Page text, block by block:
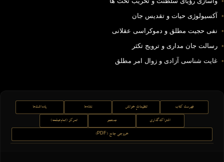
• آکسیولوژی حیات و تقدیس جان
• نفی حجیت مطلق و دموکراسی عقلانی
• رسالت جان مداری و ترویج تکثر
• غایت شناسی آزادی و زوال امر مطلق
فهرست کتاب تنظیماتِ خوانش نشانه‌ها یادداشت‌ها
اشتراک‌گذاری جستجو تمرکز (تمام‌صفحه)
خروجی جامع (PDF)